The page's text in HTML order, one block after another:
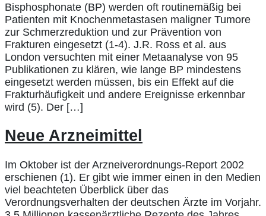
Bisphosphonate (BP) werden oft routinemäßig bei
Patienten mit Knochenmetastasen maligner Tumore
zur Schmerzreduktion und zur Prävention von
Frakturen eingesetzt (1-4). J.R. Ross et al. aus
London versuchten mit einer Metaanalyse von 95
Publikationen zu klären, wie lange BP mindestens
eingesetzt werden müssen, bis ein Effekt auf die
Frakturhäufigkeit und andere Ereignisse erkennbar
wird (5). Der […]
Neue Arzneimittel
Im Oktober ist der Arzneiverordnungs-Report 2002
erschienen (1). Er gibt wie immer einen in den Medien
viel beachteten Überblick über das
Verordnungsverhalten der deutschen Ärzte im Vorjahr.